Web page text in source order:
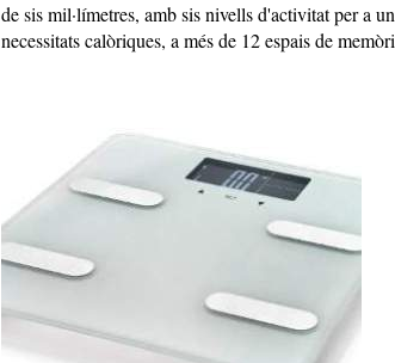
de sis mil·límetres, amb sis nivells d'activitat per a
necessitats calòriques, a més de 12 espais de